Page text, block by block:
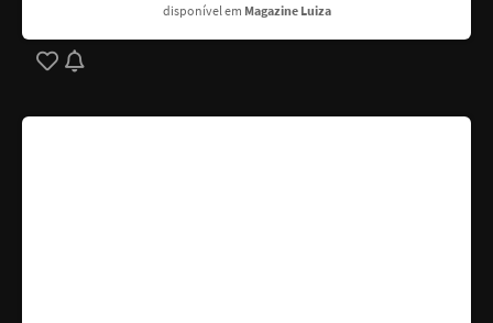
disponível em Magazine Luiza